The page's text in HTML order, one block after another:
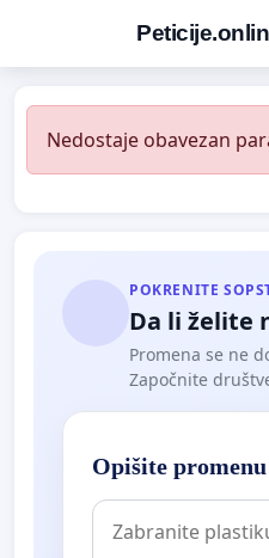
Nedostaje obavezan
POKRENITE
Da li želite
Promena se ne
Započnite
Opišite